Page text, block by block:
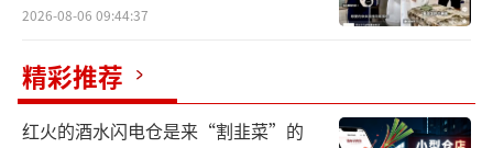
除此之外，从安防监控领域的崛起，到智
能手机和车载电子领域的突破，徐辰的多元化
布局也为思特威的业绩增长奠定了坚实基础。
2026-08-06 09:44:37
精彩推荐
红火的酒水闪电仓是来“割韭菜”的